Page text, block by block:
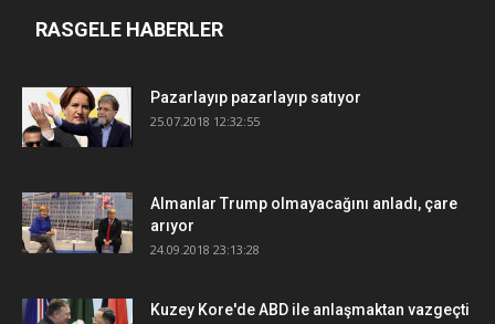
RASGELE HABERLER
Pazarlayıp pazarlayıp satıyor
25.07.2018 12:32:55
Almanlar Trump olmayacağını anladı, çare
arıyor
24.09.2018 23:13:28
Kuzey Kore'de ABD ile anlaşmaktan vazgeçti